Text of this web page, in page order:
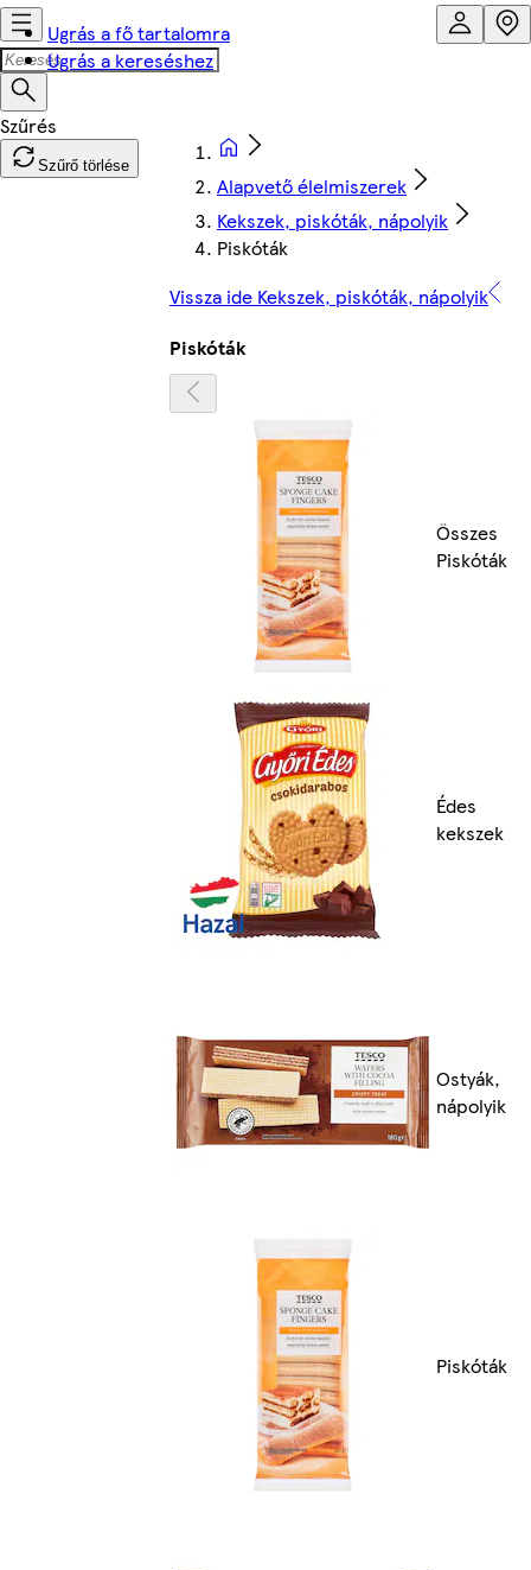
Ugrás a fő tartalomra
Ugrás a kereséshez
Szűrő törlése
Alapvető élelmiszerek
Kekszek, piskóták, nápolyik
Piskóták
Vissza ide Kekszek, piskóták, nápolyik
Piskóták
Összes
Piskóták
Édes
kekszek
Ostyák,
nápolyik
Piskóták